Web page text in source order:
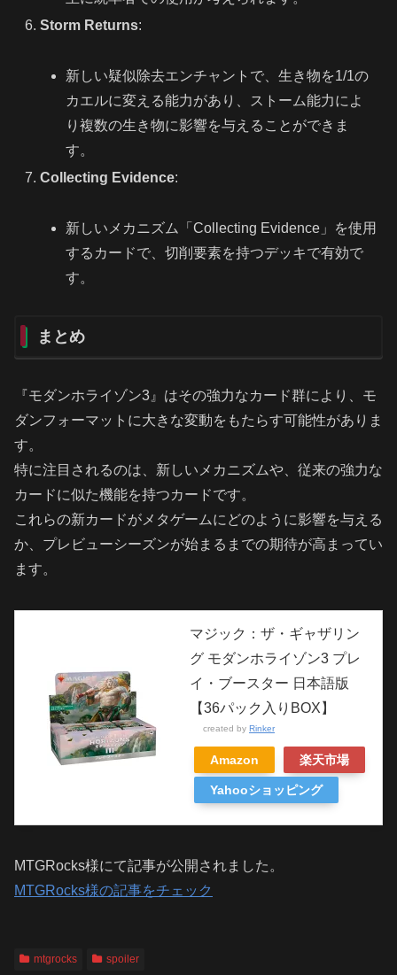
Storm Returns:
新しい疑似除去エンチャントで、生き物を1/1の
カエルに変える能力があり、ストーム能力によ
り複数の生き物に影響を与えることができま
す。
Collecting Evidence:
新しいメカニズム「Collecting Evidence」を使用
するカードで、切削要素を持つデッキで有効で
す。
まとめ
『モダンホライゾン3』はその強力なカード群により、モ
ダンフォーマットに大きな変動をもたらす可能性がありま
す。
特に注目されるのは、新しいメカニズムや、従来の強力な
カードに似た機能を持つカードです。
これらの新カードがメタゲームにどのように影響を与える
か、プレビューシーズンが始まるまでの期待が高まってい
ます。
マジック：ザ・ギャザリン
グ モダンホライゾン3 プレ
イ・ブースター 日本語版
【36パック入りBOX】
created by Rinker
Amazon 楽天市場
Yahooショッピング
MTGRocks様にて記事が公開されました。
MTGRocks様の記事をチェック
mtgrocks spoiler